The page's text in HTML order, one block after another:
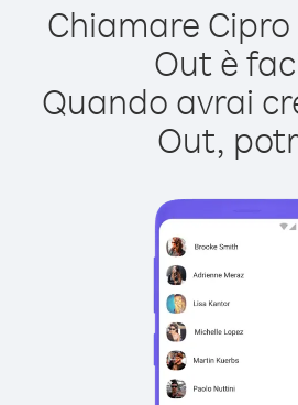
Chiamare
Out è
Quando avrai
Out,